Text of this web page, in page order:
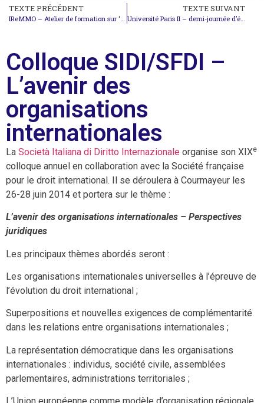
TEXTE PRÉCÉDENT TEXTE SUIVANT
Colloque SIDI/SFDI –
L’avenir des
organisations
internationales
La Società Italiana di Diritto Internazionale organise son XIXe
colloque annuel en collaboration avec la Société française
pour le droit international. Il se déroulera à Courmayeur les
26-28 juin 2014 et portera sur le thème :
L’avenir des organisations internationales – Perspectives
juridiques
Les principaux thèmes abordés seront :
Les organisations internationales universelles à l’épreuve de
l’évolution du droit international ;
Superpositions et nouvelles exigences de complémentarité
dans les relations entre organisations internationales ;
La représentation démocratique dans les organisations
internationales : individus, société civile, assemblées
parlementaires, administrations territoriales ;